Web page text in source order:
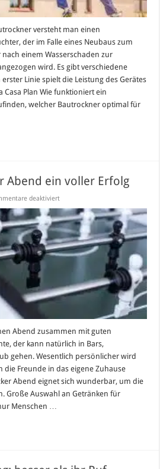
versteht man einen
der im Falle eines Neubaus zum
einem Wasserschaden zur
wird. Es gibt verschiedene
Linie spielt die Leistung des Gerätes
Casa Plan Wie funktioniert ein
welcher Bautrockner optimal für
Abend ein voller Erfolg
deaktiviertfür
wird
der
Kicker
Abend
ein
voller
Abend zusammen mit guten
der kann natürlich in Bars,
gehen. Wesentlich persönlicher wird
die Freunde in das eigene Zuhause
Abend eignet sich wunderbar, um die
Große Auswahl an Getränken für
Menschen …